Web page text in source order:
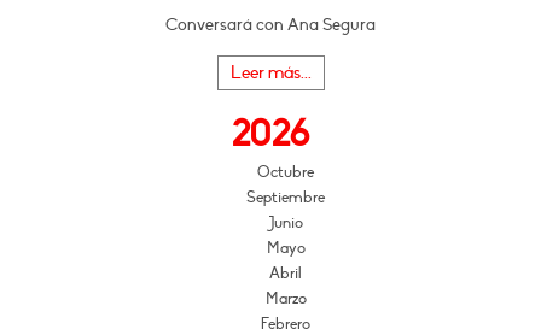
Conversará con Ana Segura
Leer más...
2026
Octubre
Septiembre
Junio
Mayo
Abril
Marzo
Febrero